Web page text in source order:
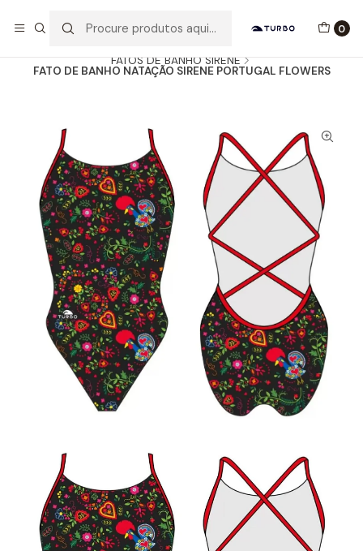
0
FATOS DE BANHO SIRENE
FATO DE BANHO NATAÇÃO SIRENE PORTUGAL FLOWERS